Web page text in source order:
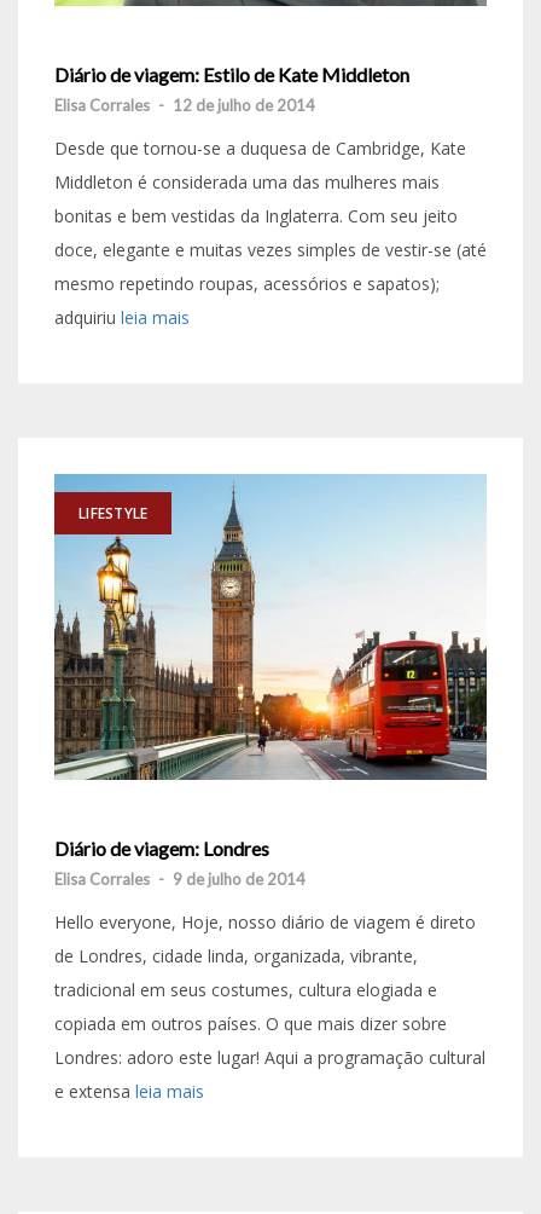
Diário de viagem: Estilo de Kate Middleton
Elisa Corrales - 12 de julho de 2014
Desde que tornou-se a duquesa de Cambridge, Kate
Middleton é considerada uma das mulheres mais
bonitas e bem vestidas da Inglaterra. Com seu jeito
doce, elegante e muitas vezes simples de vestir-se (até
mesmo repetindo roupas, acessórios e sapatos);
adquiriu leia mais
LIFESTYLE
Diário de viagem: Londres
Elisa Corrales - 9 de julho de 2014
Hello everyone, Hoje, nosso diário de viagem é direto
de Londres, cidade linda, organizada, vibrante,
tradicional em seus costumes, cultura elogiada e
copiada em outros países. O que mais dizer sobre
Londres: adoro este lugar! Aqui a programação cultural
e extensa leia mais